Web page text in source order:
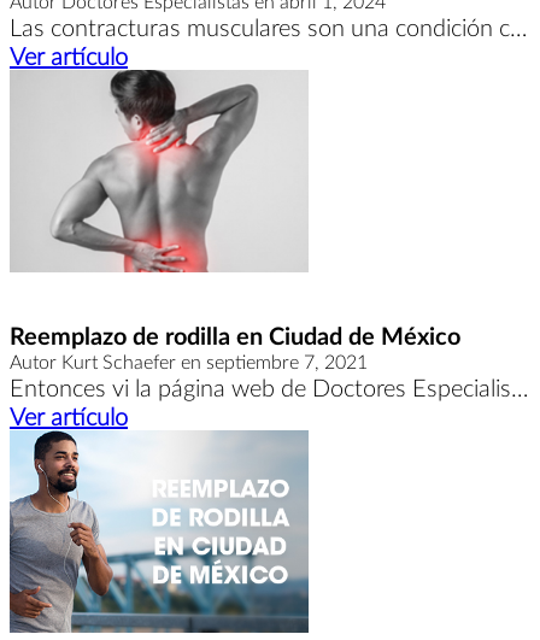
Las contracturas musculares son una condición común que puede afectar a cualquier persona en algún momento de su vida.
Ver artículo
Reemplazo de rodilla en Ciudad de México
Autor Kurt Schaefer en septiembre 7, 2021
Entonces vi la página web de Doctores Especialistas que ofrece especialistas en cirugía ortopédica en diferentes lugares de México.
Ver artículo